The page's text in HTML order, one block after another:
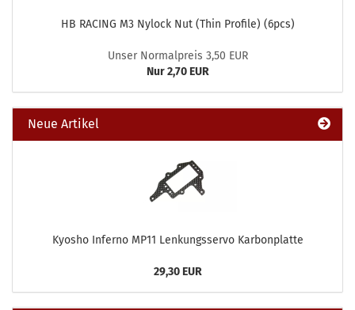
HB RACING M3 Nylock Nut (Thin Profile) (6pcs)
Unser Normalpreis 3,50 EUR
Nur 2,70 EUR
Neue Artikel
Kyosho Inferno MP11 Lenkungsservo Karbonplatte
29,30 EUR